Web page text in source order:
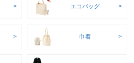
エコバッグ
巾着